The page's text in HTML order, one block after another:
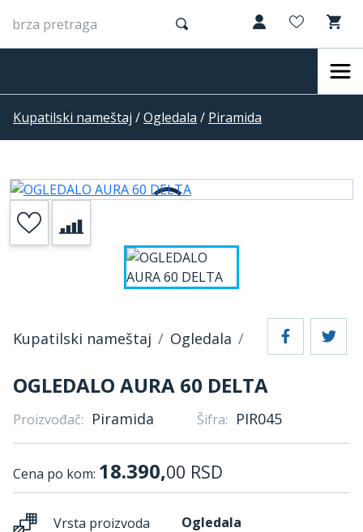
Kupatilski nameštaj /Ogledala / Piramida
Kupatilski nameštaj Ogledala
OGLEDALO AURA 60 DELTA
Proizvođač: Piramida Šifra: PIR045
Cena po kom: 18.390,00 RSD
Vrsta proizvoda Ogledala